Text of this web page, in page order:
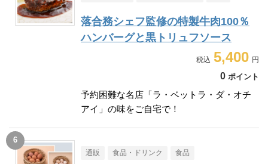
落合務シェフ監修の特製牛肉100％
ハンバーグと黒トリュフソース
5,400
0 ポイント
予約困難な名店「ラ・ベットラ・ダ・オチ
アイ」の味をご自宅で！
通販 食品・ドリンク 食品